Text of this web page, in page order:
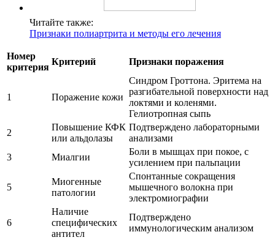
Читайте также:
Признаки полиартрита и методы его лечения
Номер
критерия
Критерий Признаки поражения
1 Поражение кожи
Синдром Гроттона. Эритема на
разгибательной поверхности над
локтями и коленями.
Гелиотропная сыпь
2
Повышение КФК
или альдолазы
Подтверждено лабораторными
анализами
3
Миалгии
Боли в мышцах при покое, с
усилением при пальпации
5
Миогенные
патологии
Спонтанные сокращения
мышечного волокна при
электромиографии
6
Наличие
специфических
антител
Подтверждено
иммунологическим анализом